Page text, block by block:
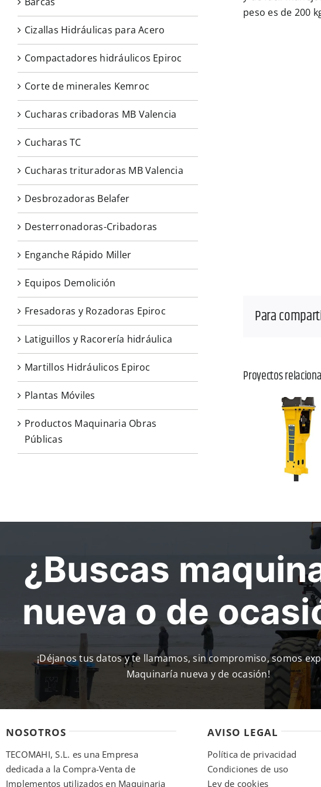
peso es de 200
Para
Proyectos
Cizallas Hidráulicas para Acero
Compactadores hidráulicos Epiroc
Corte de minerales Kemroc
Cucharas cribadoras MB Valencia
Cucharas TC
Cucharas trituradoras MB Valencia
Desbrozadoras Belafer
Desterronadoras-Cribadoras
Enganche Rápido Miller
Equipos Demolición
Fresadoras y Rozadoras Epiroc
Latiguillos y Racorería hidráulica
Martillos Hidráulicos Epiroc
Plantas Móviles
Productos Maquinaria Obras
Públicas
¿Buscas
nueva o de
¡Déjanos tus datos y te llamamos, sin compromiso, somos
Maquinaría nueva y de ocasión!
NOSOTROS
TECOMAHI, S.L. es una Empresa
dedicada a la Compra-Venta de
Implementos utilizados en Maquinaria
AVISO LEGAL
Política de privacidad
Condiciones de uso
Ley de cookies